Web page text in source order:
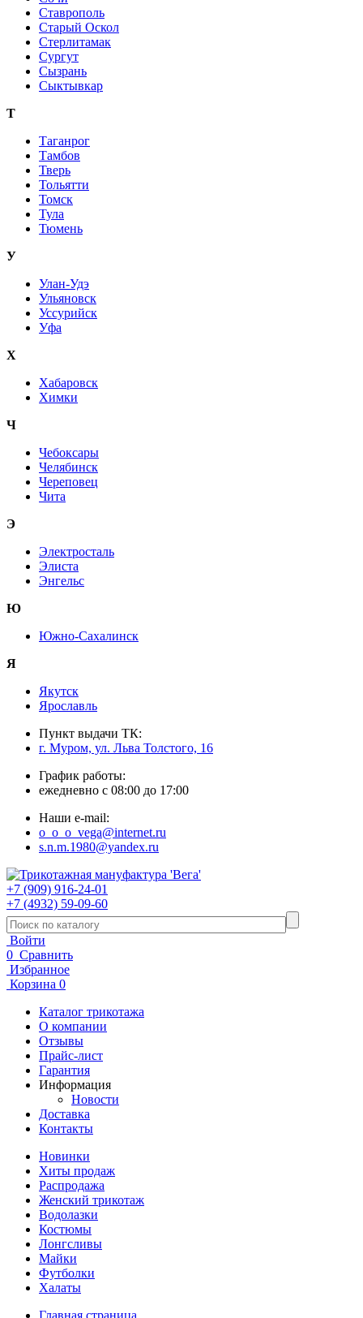
Ставрополь
Старый Оскол
Стерлитамак
Сургут
Сызрань
Сыктывкар
Т
Таганрог
Тамбов
Тверь
Тольятти
Томск
Тула
Тюмень
У
Улан-Удэ
Ульяновск
Уссурийск
Уфа
Х
Хабаровск
Химки
Ч
Чебоксары
Челябинск
Череповец
Чита
Э
Электросталь
Элиста
Энгельс
Ю
Южно-Сахалинск
Я
Якутск
Ярославль
Пункт выдачи ТК:
г. Муром, ул. Льва Толстого, 16
График работы:
ежедневно с 08:00 до 17:00
Наши e-mail:
o_o_o_vega@internet.ru
s.n.m.1980@yandex.ru
+7 (909) 916-24-01
+7 (4932) 59-09-60
Войти
0 Сравнить
Избранное
Корзина 0
Каталог трикотажа
О компании
Отзывы
Прайс-лист
Гарантия
Информация
Новости
Доставка
Контакты
Новинки
Хиты продаж
Распродажа
Женский трикотаж
Водолазки
Костюмы
Лонгсливы
Майки
Футболки
Халаты